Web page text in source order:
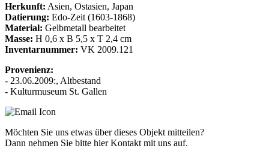
Herkunft: Asien, Ostasien, Japan
Datierung: Edo-Zeit (1603-1868)
Material: Gelbmetall bearbeitet
Masse: H 0,6 x B 5,5 x T 2,4 cm
Inventarnummer: VK 2009.121
Provenienz:
- 23.06.2009:, Altbestand
- Kulturmuseum St. Gallen
Möchten Sie uns etwas über dieses Objekt mitteilen?
Dann nehmen Sie bitte hier Kontakt mit uns auf.